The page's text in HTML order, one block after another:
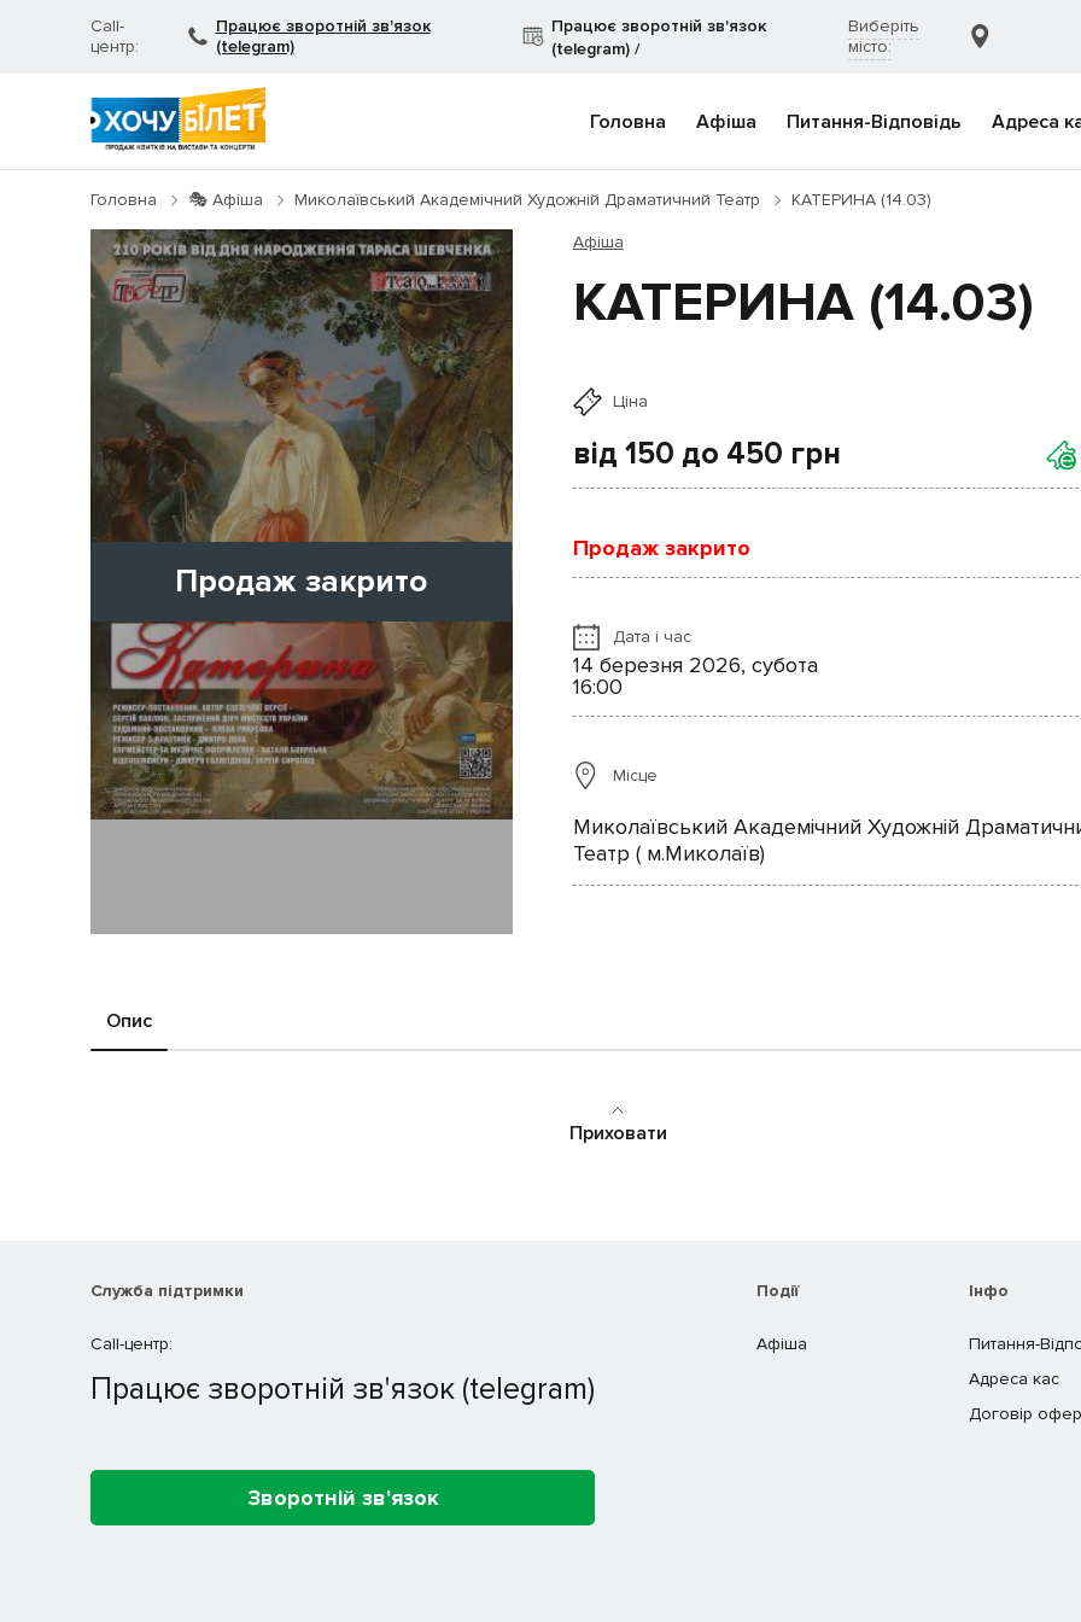
Call-
центр:
Працює зворотній зв'язок
(telegram)
Працює зворотній зв'язок
(telegram) /
Виберіть
місто:
Головна Афіша Питання-Відповідь Адреса
Головна 🎭 Афіша Миколаївський Академічний Художній Драматичний Театр КАТЕРИНА (14.03)
Продаж закрито
Афіша
КАТЕРИНА (14.03)
Ціна
від 150 до 450 грн
Продаж закрито
Дата і час
14 березня 2026, субота
16:00
Місце
Миколаївський Академічний Художній
Театр ( м.Миколаїв)
Опис
Приховати
Служба підтримки
Call-центр:
Працює зворотній зв'язок (telegram)
Зворотній зв'язок
Події
Афіша
Інфо
Питання-
Адреса кас
Договір